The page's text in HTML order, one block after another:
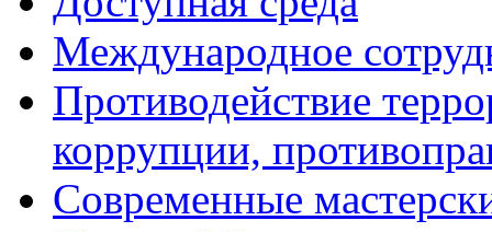
Международное
Противодействие
коррупции,
Современные